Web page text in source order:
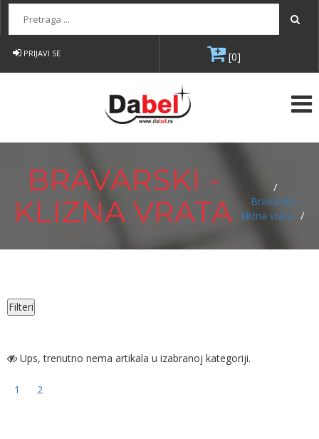
PRIJAVI SE [0]
BRAVARSKI -
KLIZNA VRATA
/
Bravarski -
klizna vrata /
Filteri
Ups, trenutno nema artikala u izabranoj kategoriji.
1 2